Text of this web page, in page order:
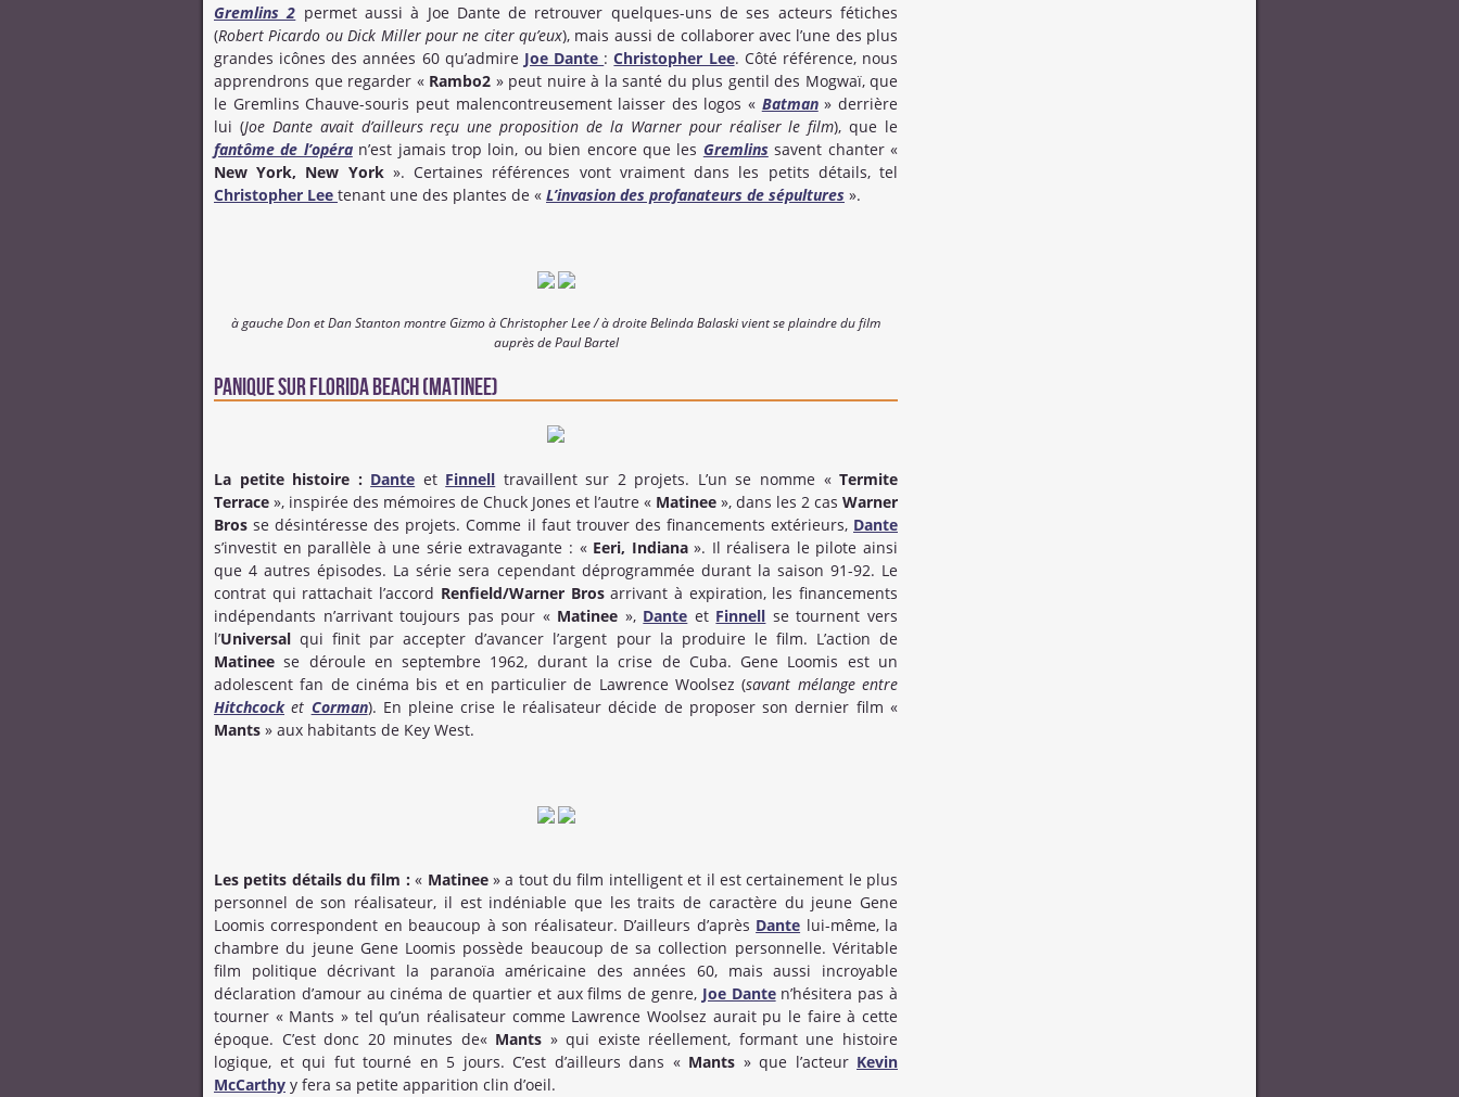
Gremlins 2 permet aussi à Joe Dante de retrouver quelques-uns de ses acteurs fétiches
(Robert Picardo ou Dick Miller pour ne citer qu’eux), mais aussi de collaborer avec l’une des plus
grandes icônes des années 60 qu’admire Joe Dante :Christopher Lee. Côté référence, nous
apprendrons que regarder « Rambo2 » peut nuire à la santé du plus gentil des Mogwaï, que
le Gremlins Chauve-souris peut malencontreusement laisser des logos « Batman» derrière
lui (Joe Dante avait d’ailleurs reçu une proposition de la Warner pour réaliser le film), que le
fantôme de l’opéran’est jamais trop loin, ou bien encore que les Gremlins savent chanter «
New York, New York». Certaines références vont vraiment dans les petits détails, tel
Christopher Lee tenant une des plantes de « L’invasion des profanateurs de sépultures ».
à gauche Don et Dan Stanton montre Gizmo à Christopher Lee / à droite Belinda Balaski vient se plaindre du film
auprès de Paul Bartel
Panique sur Florida Beach (Matinee)
La petite histoire : Dante et Finnell travaillent sur 2 projets. L’un se nomme «Termite
Terrace », inspirée des mémoires de Chuck Jones et l’autre « Matinee », dans les 2 cas Warner
Bros se désintéresse des projets. Comme il faut trouver des financements extérieurs, Dante
s’investit en parallèle à une série extravagante : « Eeri, Indiana». Il réalisera le pilote ainsi
que 4 autres épisodes. La série sera cependant déprogrammée durant la saison 91-92. Le
contrat qui rattachait l’accord Renfield/Warner Brosarrivant à expiration, les financements
indépendants n’arrivant toujours pas pour « Matinee », Dante et Finnell se tournent vers
l’Universal qui finit par accepter d’avancer l’argent pour la produire le film. L’action de
Matinee se déroule en septembre 1962, durant la crise de Cuba. Gene Loomis est un
adolescent fan de cinéma bis et en particulier de Lawrence Woolsez (savant mélange entre
Hitchcocket Corman). En pleine crise le réalisateur décide de proposer son dernier film «
Mants » aux habitants de Key West.
Les petits détails du film : « Matinee» a tout du film intelligent et il est certainement le plus
personnel de son réalisateur, il est indéniable que les traits de caractère du jeune Gene
Loomis correspondent en beaucoup à son réalisateur. D’ailleurs d’après Dante lui-même, la
chambre du jeune Gene Loomis possède beaucoup de sa collection personnelle. Véritable
film politique décrivant la paranoïa américaine des années 60, mais aussi incroyable
déclaration d’amour au cinéma de quartier et aux films de genre, Joe Danten’hésitera pas à
tourner « Mants » tel qu’un réalisateur comme Lawrence Woolsez aurait pu le faire à cette
époque. C’est donc 20 minutes de« Mants » qui existe réellement, formant une histoire
logique, et qui fut tourné en 5 jours. C’est d’ailleurs dans « Mants » que l’acteur Kevin
McCarthy y fera sa petite apparition clin d’oeil.